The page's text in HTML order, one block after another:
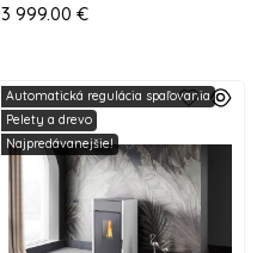
3 999.00 €
Automatická regulácia spaľovania
Pelety a drevo
Najpredávanejšie!